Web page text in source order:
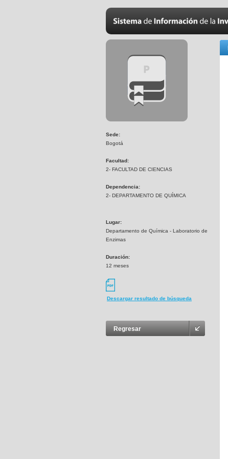
Sede:
Bogotá
Facultad:
2- FACULTAD DE CIENCIAS
Dependencia:
2- DEPARTAMENTO DE QUÍMICA
Lugar:
Departamento de Química - Laboratorio de
Enzimas
Duración:
12 meses
Descargar resultado de búsqueda
Regresar